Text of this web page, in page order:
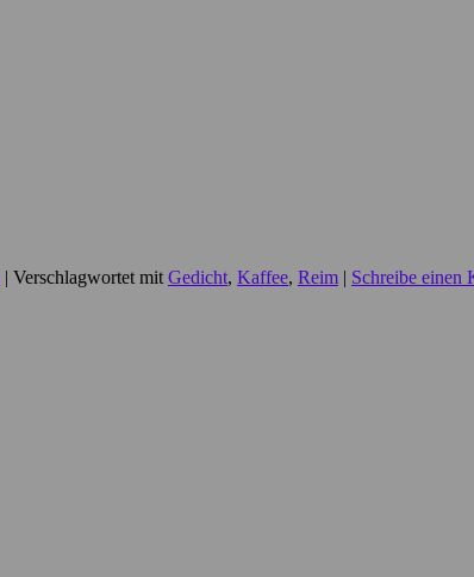
| Verschlagwortet mit Gedicht, Kaffee, Reim | Schreibe einen